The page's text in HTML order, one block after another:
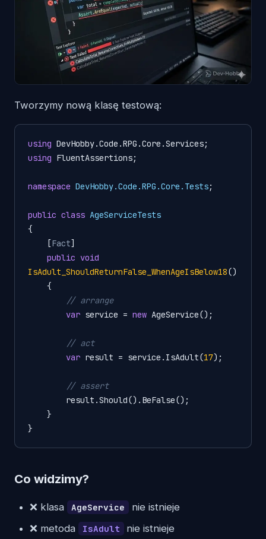
Tworzymy nową klasę testową:
using
using FluentAssertions;
namespace DevHobby.Code.RPG.Core.Tests;
public class AgeServiceTests
{
    [
Fact]
public void
IsAdult_ShouldReturnFalse_WhenAgeIsBelow18()
// arrange
var service = new AgeService();
// act
var result = service.IsAdult(17);
// assert
}
Co widzimy?
❌ klasa AgeService
nie istnieje
❌ metoda
IsAdult
nie istnieje